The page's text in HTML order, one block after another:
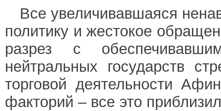
Все увеличивавшаяся
политику и жестокое
разрез с
нейтральных государств
торговой деятельности
факторий – все это